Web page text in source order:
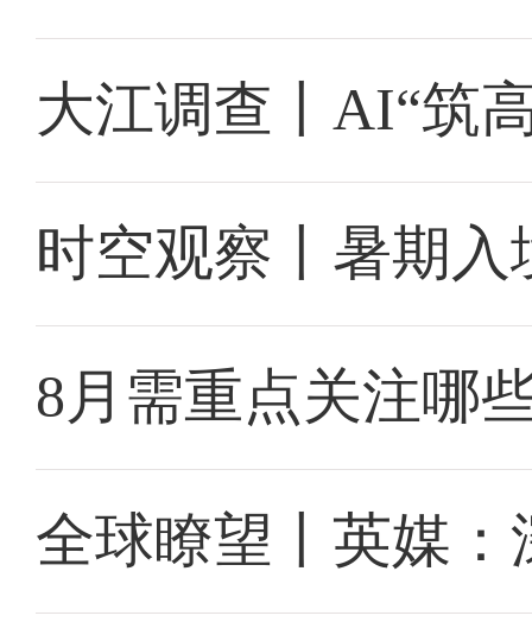
大江调查丨AI“筑
时空观察丨暑期入
8月需重点关注哪
全球瞭望丨英媒